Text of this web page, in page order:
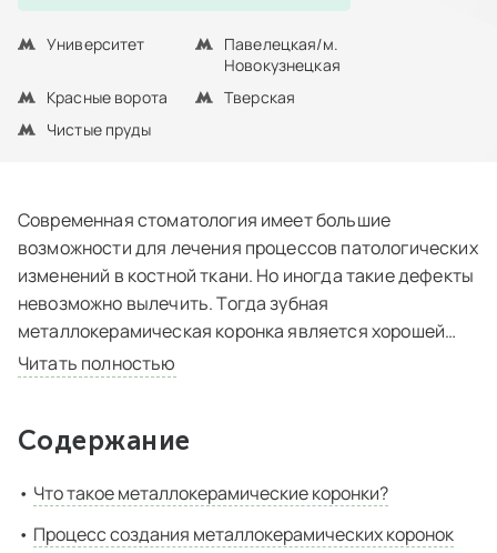
Университет
Красные ворота
Чистые пруды
Павелецкая/м.
Новокузнецкая
Тверская
Современная стоматология имеет большие
возможности для лечения процессов патологических
изменений в костной ткани. Но иногда такие дефекты
невозможно вылечить. Тогда зубная
металлокерамическая коронка является хорошей
защитой от дальнейшего разрушения. Часто
становится неизбежностью. Образовавшееся
Чтобы этого не произошло, необходимо
протезирование. Качественным протезирующим
Читать полностью
Содержание
Что такое металлокерамические коронки?
Процесс создания металлокерамических коронок